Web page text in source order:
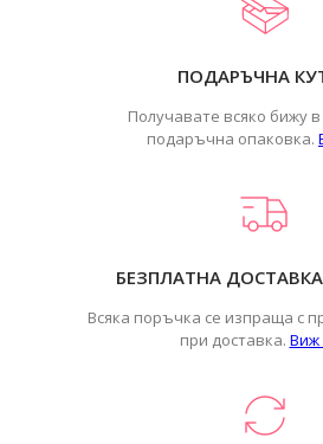
ПОДАРЪЧНА
Получавате всяко бижу
подаръчна опаковка.
БЕЗПЛАТНА
Всяка поръчка се изпраща с
при доставка. Виж